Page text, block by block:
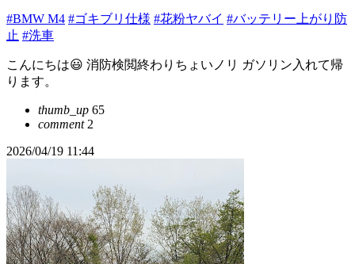
#BMW M4 #ゴキブリ仕様 #花粉ヤバイ #バッテリー上がり防
止 #洗車
こんにちは😃 消防検閲終わりちょいノリ ガソリン入れて帰
ります。
thumb_up 65
comment2
2026/04/19 11:44